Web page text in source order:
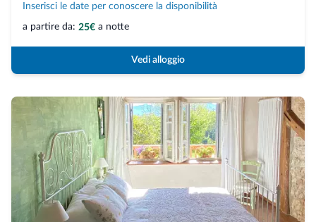
Inserisci le date per conoscere la disponibilità
a partire da: 25€ a notte
Vedi alloggio